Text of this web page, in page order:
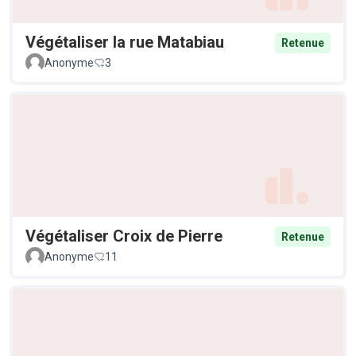
Végétaliser la rue Matabiau
Retenue
Anonyme
3
Végétaliser Croix de Pierre
Retenue
Anonyme
11